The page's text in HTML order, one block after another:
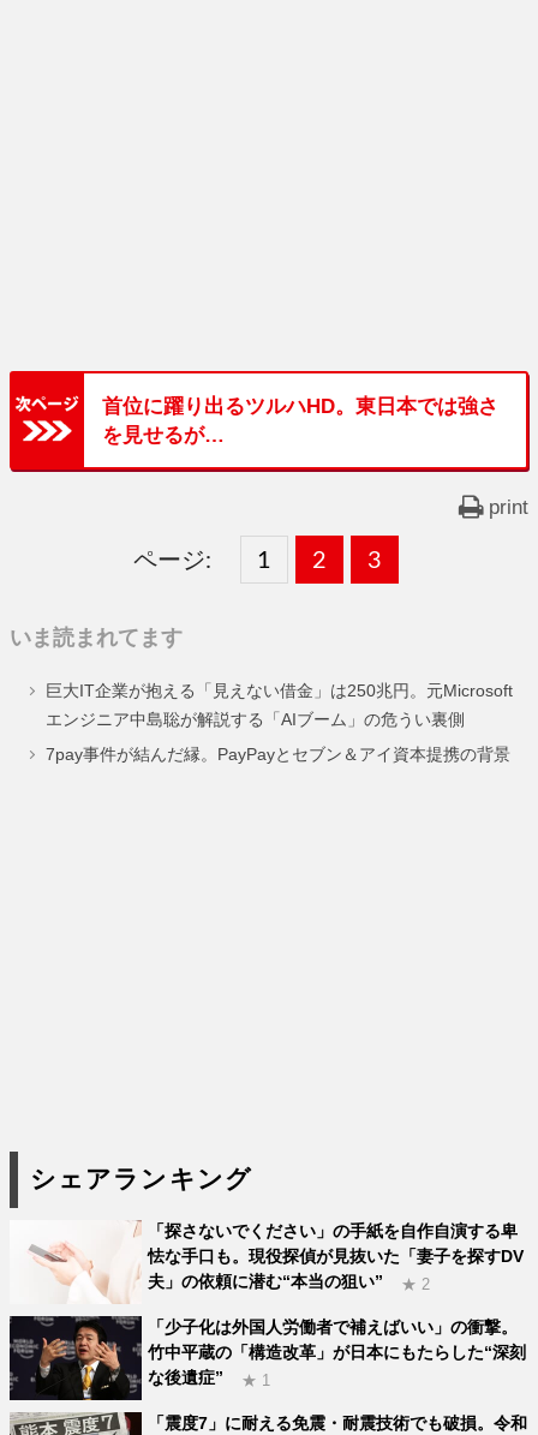
首位に躍り出るツルハHD。東日本では強さ
を見せるが…
print
ページ:
固
ー
ジ
1 ,
固
ー
ジ
2 ,
固
ー
ジ
3
いま読まれてます
巨大IT企業が抱える「見えない借金」は250兆円。元Microsoft
エンジニア中島聡が解説する「AIブーム」の危うい裏側
7pay事件が結んだ縁。PayPayとセブン＆アイ資本提携の背景
シェアランキング
「探さないでください」の手紙を自作自演する卑
怯な手口も。現役探偵が見抜いた「妻子を探すDV
夫」の依頼に潜む“本当の狙い”
★ 2
「少子化は外国人労働者で補えばいい」の衝撃。
竹中平蔵の「構造改革」が日本にもたらした“深刻
な後遺症”
★ 1
「震度7」に耐える免震・耐震技術でも破損。令和